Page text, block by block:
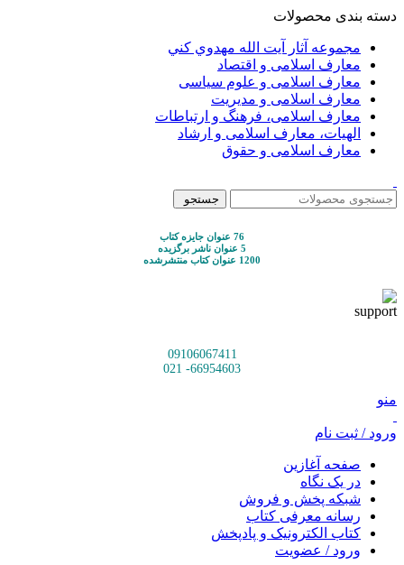
دسته بندی محصولات
مجموعه آثار آيت الله مهدوي كني
معارف اسلامی و اقتصاد
معارف اسلامی و علوم سیاسی
معارف اسلامی و مدیریت
معارف اسلامی، فرهنگ و ارتباطات
الهیات، معارف اسلامی و ارشاد
معارف اسلامی و حقوق
جستجو
76 عنوان جایزه کتاب
5 عنوان ناشر برگزیده
1200 عنوان کتاب منتشرشده
09106067411
66954603- 021
منو
ورود / ثبت نام
صفحه آغازین
در یک نگاه
شبکه پخش و فروش
رسانه معرفی کتاب
کتاب الکترونیک و پادپخش
ورود / عضویت